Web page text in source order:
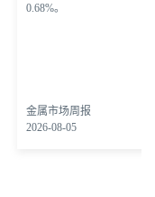
0.68%。
金属市场周报
2026-08-05